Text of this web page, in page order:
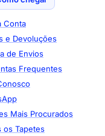
Conta
e Devoluções
de Envios
Frequentes
Mais Procurados
os Tapetes